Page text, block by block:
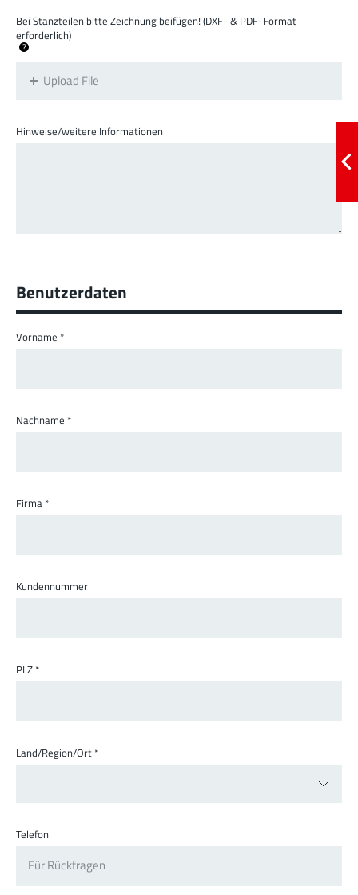
Bei Stanzteilen bitte Zeichnung beifügen! (DXF- & PDF-Format
erforderlich)
?
Upload File
Hinweise/weitere Informationen
Benutzerdaten
Vorname *
Nachname *
Firma *
Kundennummer
PLZ *
Land/Region/Ort *
Telefon